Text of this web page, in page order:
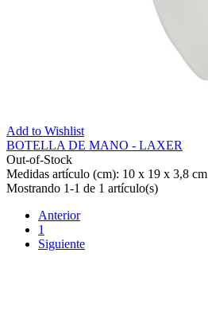
Add to Wishlist
BOTELLA DE MANO - LAXER
Out-of-Stock
Medidas artículo (cm): 10 x 19 x 3,8 cm
Mostrando 1-1 de 1 artículo(s)
Anterior
1
Siguiente